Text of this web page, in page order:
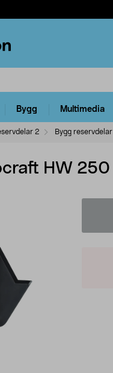
Bygg Multimedia
2 Bygg reservdelar
HW 250